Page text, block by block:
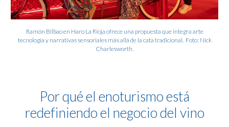
Ramón Bilbao en Haro La Rioja ofrece una propuesta que integra arte
tecnología y narrativas sensoriales más allá de la cata tradicional. Foto: Nick
Charlesworth.
Por qué el enoturismo está
redefiniendo el negocio del vino